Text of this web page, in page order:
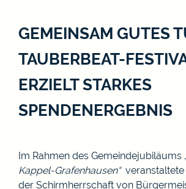
GEMEINSAM GUTES
TAUBERBEAT-
ERZIELT STARKES
SPENDENERGEBNIS
Im Rahmen des Gemeindejubiläums
Kappel-Grafenhausen“veranstaltete
der Schirmherrschaft von